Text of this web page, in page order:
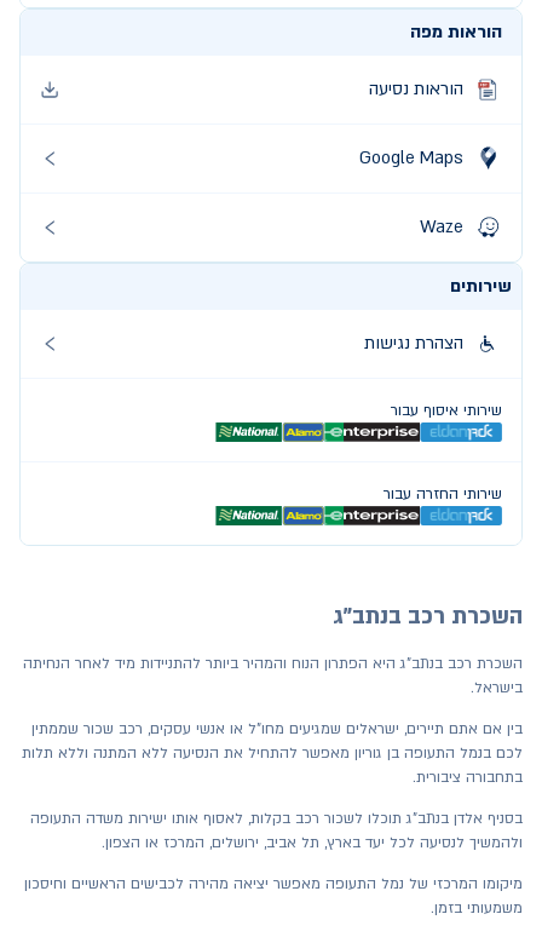
הוראות מפה
הוראות נסיעה
Google Maps
Waze
שירותים
הצהרת נגישות
שירותי איסוף עבור
שירותי החזרה עבור
השכרת רכב בנתב"ג
השכרת רכב בנתב"ג היא הפתרון הנוח והמהיר ביותר להתניידות מיד לאחר הנחיתה
בישראל.
בין אם אתם תיירים, ישראלים שמגיעים מחו"ל או אנשי עסקים, רכב שכור שממתין
לכם בנמל התעופה בן גוריון מאפשר להתחיל את הנסיעה ללא המתנה וללא תלות
בתחבורה ציבורית.
בסניף אלדן בנתב"ג תוכלו לשכור רכב בקלות, לאסוף אותו ישירות משדה התעופה
ולהמשיך לנסיעה לכל יעד בארץ, תל אביב, ירושלים, המרכז או הצפון.
מיקומו המרכזי של נמל התעופה מאפשר יציאה מהירה לכבישים הראשיים וחיסכון
משמעותי בזמן.